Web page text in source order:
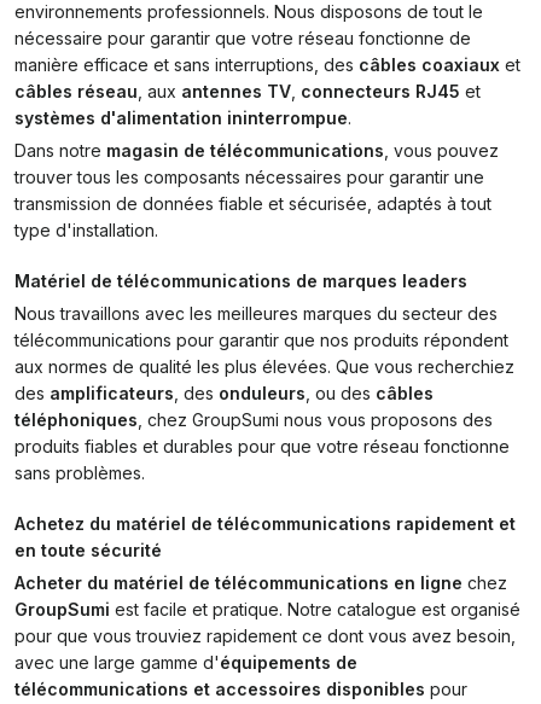
environnements professionnels. Nous disposons de tout le
nécessaire pour garantir que votre réseau fonctionne de
manière efficace et sans interruptions, des câbles coaxiaux et
câbles réseau , aux antennes TV connecteurs RJ45 et
systèmes d'alimentation ininterrompue.
Dans notre magasin de télécommunications , vous pouvez
trouver tous les composants nécessaires pour garantir une
transmission de données fiable et sécurisée, adaptés à tout
type d'installation.
Matériel de télécommunications de marques leaders
Nous travaillons avec les meilleures marques du secteur des
télécommunications pour garantir que nos produits répondent
aux normes de qualité les plus élevées. Que vous recherchiez
des amplificateurs , des onduleurs , ou des câbles
téléphoniques , chez GroupSumi nous vous proposons des
produits fiables et durables pour que votre réseau fonctionne
sans problèmes.
Achetez du matériel de télécommunications rapidement et
en toute sécurité
Acheter du matériel de télécommunications en ligne chez
GroupSumi est facile et pratique. Notre catalogue est organisé
pour que vous trouviez rapidement ce dont vous avez besoin,
avec une large gamme d'équipements de
télécommunications et accessoires disponibles pour